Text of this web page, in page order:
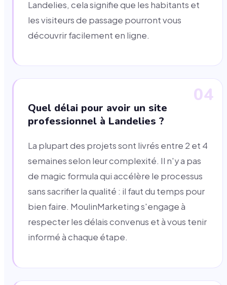
Landelies, cela signifie que les habitants et
les visiteurs de passage pourront vous
découvrir facilement en ligne.
04
Quel délai pour avoir un site
professionnel à Landelies ?
La plupart des projets sont livrés entre 2 et 4
semaines selon leur complexité. Il n'y a pas
de magic formula qui accélère le processus
sans sacrifier la qualité : il faut du temps pour
bien faire. MoulinMarketing s'engage à
respecter les délais convenus et à vous tenir
informé à chaque étape.